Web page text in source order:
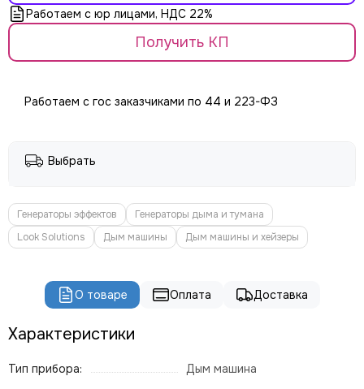
Neutron
NICOLAUDIE (SUNLITE)
NICOLAUDIE ARCHITECTURAL
OSRAM
PoleStar
PROLIGHTS
Seetronic
ShowLight
Silver Star
SMOKE FACTORY
STAGE4
Stagemaker
Tuchler
Работаем с юр лицами, НДС 22%
Получить КП
Работаем с гос заказчиками по 44 и 223-ФЗ
Выбрать
Генераторы эффектов
Генераторы дыма и тумана
Look Solutions
Дым машины Дым машины и хейзеры
О товаре Оплата Доставка
Характеристики
Тип прибора:
Дым машина